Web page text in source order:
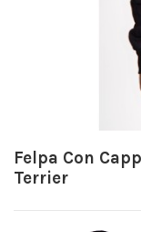
Felpa Con
Terrier